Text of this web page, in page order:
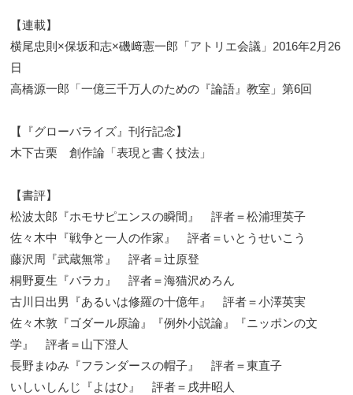
【連載】
横尾忠則×保坂和志×磯﨑憲一郎「アトリエ会議」2016年2月26
日
高橋源一郎「一億三千万人のための『論語』教室」第6回
【『グローバライズ』刊行記念】
木下古栗 創作論「表現と書く技法」
【書評】
松波太郎『ホモサピエンスの瞬間』 評者＝松浦理英子
佐々木中『戦争と一人の作家』 評者＝いとうせいこう
藤沢周『武蔵無常』 評者＝辻原登
桐野夏生『バラカ』 評者＝海猫沢めろん
古川日出男『あるいは修羅の十億年』 評者＝小澤英実
佐々木敦『ゴダール原論』『例外小説論』『ニッポンの文
学』 評者＝山下澄人
長野まゆみ『フランダースの帽子』 評者＝東直子
いしいしんじ『よはひ』 評者＝戌井昭人